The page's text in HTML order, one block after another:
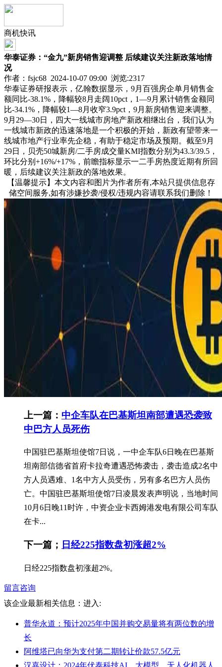
商机快讯
华泰证券：“金九”新房销售迎调整 后续建议关注新政落地情
况
作者：fsjc68 2024-10-07 09:00 浏览:2317
华泰证券研报表示，亿翰数据显示，9月百强房企单月销售金
额同比-38.1%，降幅较8月走阔10pct，1—9月累计销售金额同
比-34.1%，降幅较1—8月收窄3.9pct，9月新房销售迎来调整。
9月29—30日，四大一线城市房地产新政相继出台，我们认为
一线城市新政的迅速落地是一个积极的开始，新政有望带来一
线城市地产行业率先企稳，有助于稳定市场及预期。截至9月
29日，贝壳50城新房/二手房成交量KMI指数分别为43.3/39.5，
环比分别+16%/+17%，前瞻指标显示一二手房热度近期有所回
暖，后续建议关注新政的落地效果。
【温馨提示】本文内容和图片为作者所有,本站只提供信息存
储空间服务,如有涉嫌抄袭/侵权/违规内容请联系我们删除！
上一篇： 中企车队在巴基斯坦南部遭遇恐袭致
中巴方人员死伤
中国驻巴基斯坦使馆7日说，一中企车队6日晚在巴基斯
坦南部信德省首府卡拉奇遭遇恐怖袭击，袭击造成2名中
方人员遇难、1名中方人员受伤，另有多名巴方人员伤
亡。中国驻巴基斯坦使馆7日凌晨发表声明说，当地时间
10月6日晚11时许，中资企业卡西姆港发电有限公司车队
在卡...
下一篇； 日经225指数盘初涨超2%
日经225指数盘初涨超2%。
留言咨询
该企业最新相关信息： 进入:
普华永道：预计2025年中国并购交易量将有两位数的增
长
阿维塔已向华为支付第二期转让价款57.5亿元
汉嘉设计：2024年伏泰科技AI、大模型、无人化机器人